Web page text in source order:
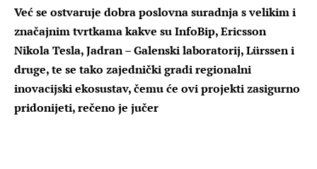
Već se ostvaruje dobra poslovna suradnja s velikim i
značajnim tvrtkama kakve su InfoBip, Ericsson
Nikola Tesla, Jadran – Galenski laboratorij, Lürssen i
druge, te se tako zajednički gradi regionalni
inovacijski ekosustav, čemu će ovi projekti zasigurno
pridonijeti, rečeno je jučer